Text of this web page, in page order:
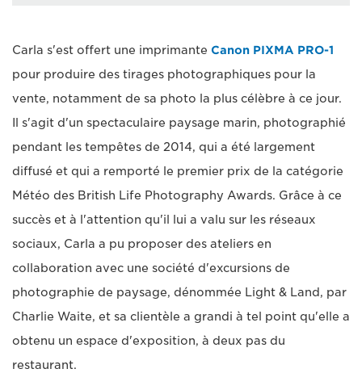
Carla s'est offert une imprimante Canon PIXMA PRO-1
pour produire des tirages photographiques pour la
vente, notamment de sa photo la plus célèbre à ce jour.
Il s'agit d'un spectaculaire paysage marin, photographié
pendant les tempêtes de 2014, qui a été largement
diffusé et qui a remporté le premier prix de la catégorie
Météo des British Life Photography Awards. Grâce à ce
succès et à l'attention qu'il lui a valu sur les réseaux
sociaux, Carla a pu proposer des ateliers en
collaboration avec une société d'excursions de
photographie de paysage, dénommée Light & Land, par
Charlie Waite, et sa clientèle a grandi à tel point qu'elle a
obtenu un espace d'exposition, à deux pas du
restaurant.